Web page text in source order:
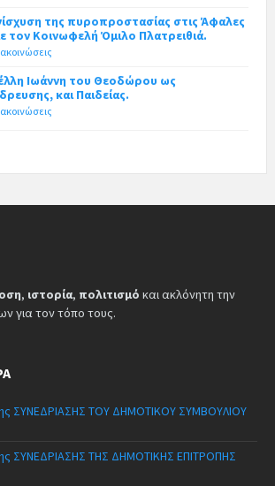
της πυροπροστασίας στις Άφαλες
τον Κοινωφελή Όμιλο Πλατρειθιά.
Ιωάννη του Θεοδώρου ως
και Παιδείας.
, ιστορία, πολιτισμό και ακλόνητη την
για τον τόπο τους.
ΣΥΝΕΔΡΙΑΣΗΣ ΤΟΥ ΔΗΜΟΤΙΚΟΥ ΣΥΜΒΟΥΛΙΟΥ
ΣΥΝΕΔΡΙΑΣΗΣ ΤΗΣ ΔΗΜΟΤΙΚΗΣ ΕΠΙΤΡΟΠΗΣ